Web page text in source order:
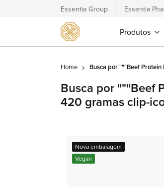
Produtos
Home Busca por """Beef
Busca por """Beef
420 gramas clip-
Nova embalagem
Vegan
Essentia Group Essentia